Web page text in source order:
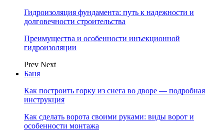
Гидроизоляция фундамента: путь к надежности и
долговечности строительства
Преимущества и особенности инъекционной
гидроизоляции
Prev Next
Баня
Как построить горку из снега во дворе — подробная
инструкция
Как сделать ворота своими руками: виды ворот и
особенности монтажа